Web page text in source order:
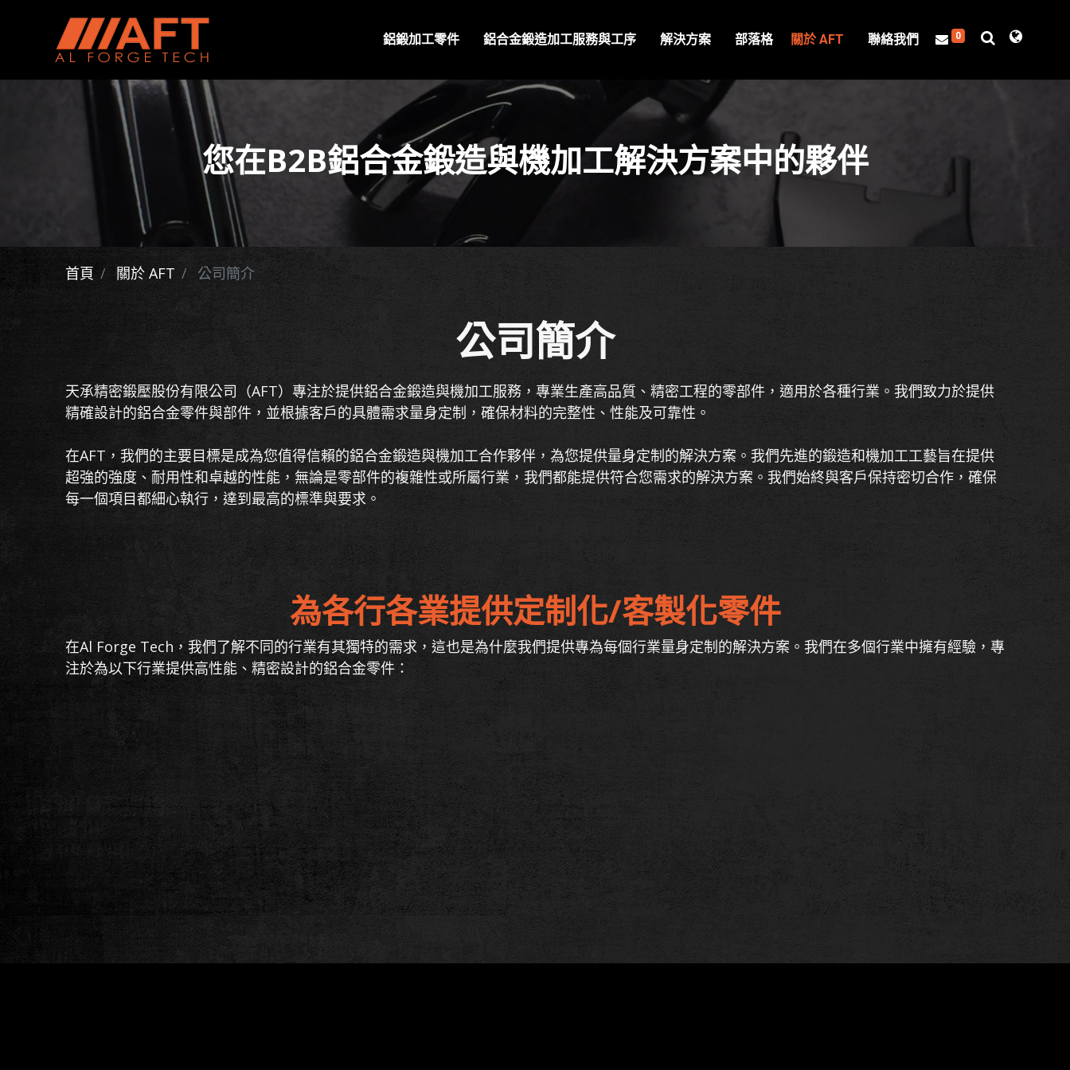
鋁鍛加工零件 鋁合金鍛造加工服務與工序 解決方案 部落格 關於 AFT 聯絡我們 0
您在B2B鋁合金鍛造與機加工解決方案中的夥伴
首頁 關於 AFT 公司簡介
公司簡介
天承精密鍛壓股份有限公司（AFT）專注於提供鋁合金鍛造與機加工服務，專業生產高品質、精密工程的零部件，適用於各種行業。我們致力於提供
精確設計的鋁合金零件與部件，並根據客戶的具體需求量身定制，確保材料的完整性、性能及可靠性。
在AFT，我們的主要目標是成為您值得信賴的鋁合金鍛造與機加工合作夥伴，為您提供量身定制的解決方案。我們先進的鍛造和機加工工藝旨在提供
超強的強度、耐用性和卓越的性能，無論是零部件的複雜性或所屬行業，我們都能提供符合您需求的解決方案。我們始終與客戶保持密切合作，確保
每一個項目都細心執行，達到最高的標準與要求。
為各行各業提供定制化/客製化零件
在Al Forge Tech，我們了解不同的行業有其獨特的需求，這也是為什麼我們提供專為每個行業量身定制的解決方案。我們在多個行業中擁有經驗，專
注於為以下行業提供高性能、精密設計的鋁合金零件：